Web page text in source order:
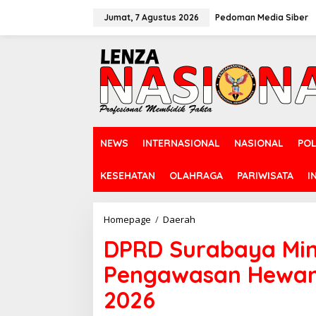
Jumat, 7 Agustus 2026 Pedoman Media Siber
NEWS INTERNASIONAL NASIONAL
KESEHATAN OLAHRAGA PARIWISATA
Homepage / Daerah
R
D
S
u
DPRD Surabaya
Pengawasan
2026